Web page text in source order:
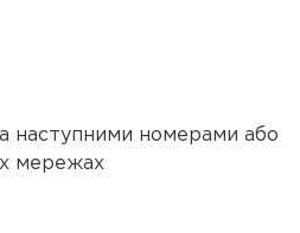
наступними номерами або
мережах